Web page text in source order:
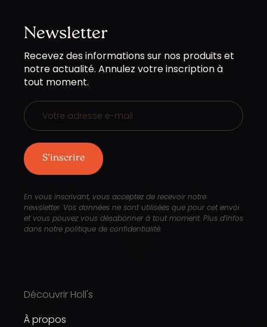
Newsletter
Les
champs
marqués
sont
obligatoires
Recevez des informations sur nos produits et
notre actualité. Annulez votre inscription à
tout moment.
En vous inscrivant, vous acceptez de recevoir notre
newsletter. Vos données ne sont utilisées que pour cet envoi
et vous pouvez vous désabonner à tout moment. Plus d’infos
dans notre politique de confidentialité.
Découvrir Holl's
À propos